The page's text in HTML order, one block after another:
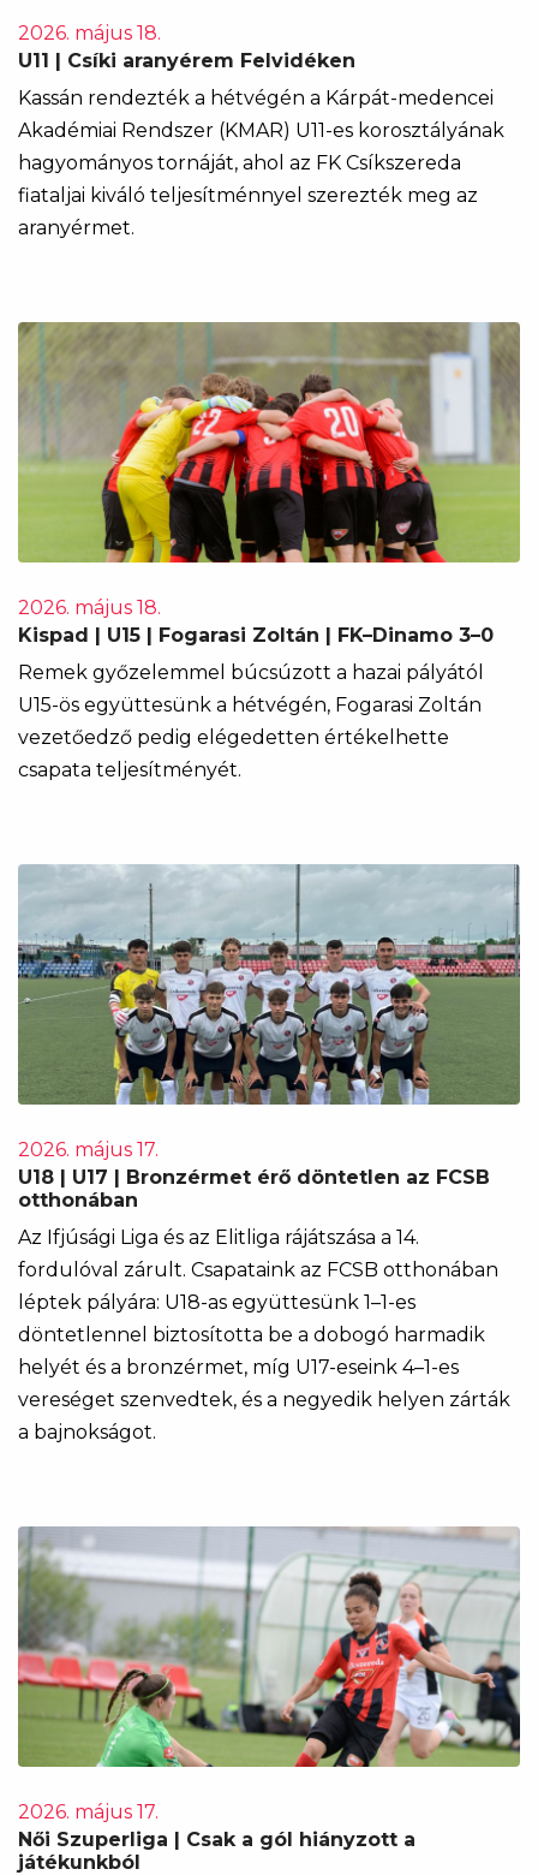
2026. május 18.
U11 | Csíki aranyérem Felvidéken
Kassán rendezték a hétvégén a Kárpát-medencei
Akadémiai Rendszer (KMAR) U11-es korosztályának
hagyományos tornáját, ahol az FK Csíkszereda
fiataljai kiváló teljesítménnyel szerezték meg az
aranyérmet.
2026. május 18.
Kispad | U15 | Fogarasi Zoltán | FK–Dinamo 3–0
Remek győzelemmel búcsúzott a hazai pályától
U15-ös együttesünk a hétvégén, Fogarasi Zoltán
vezetőedző pedig elégedetten értékelhette
csapata teljesítményét.
2026. május 17.
U18 | U17 | Bronzérmet érő döntetlen az FCSB
otthonában
Az Ifjúsági Liga és az Elitliga rájátszása a 14.
fordulóval zárult. Csapataink az FCSB otthonában
léptek pályára: U18-as együttesünk 1–1-es
döntetlennel biztosította be a dobogó harmadik
helyét és a bronzérmet, míg U17-eseink 4–1-es
vereséget szenvedtek, és a negyedik helyen zárták
a bajnokságot.
2026. május 17.
Női Szuperliga | Csak a gól hiányzott a
játékunkból